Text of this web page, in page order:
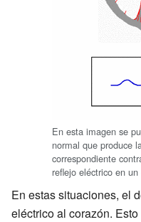
En esta imagen se
normal que produce
correspondiente
reflejo eléctrico en un
En estas situaciones, el
eléctrico al corazón.